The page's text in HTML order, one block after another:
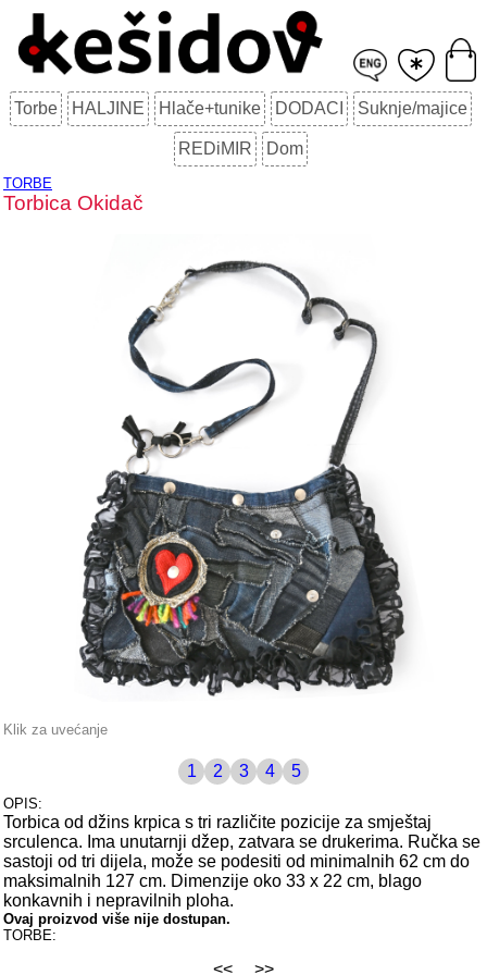
Torbe HALJINE Hlače+tunike DODACI Suknje/majice
REDiMIR Dom
TORBE
Torbica Okidač
Klik za uvećanje
1 2 3 4 5
OPIS:
Torbica od džins krpica s tri različite pozicije za smještaj
srculenca. Ima unutarnji džep, zatvara se drukerima. Ručka se
sastoji od tri dijela, može se podesiti od minimalnih 62 cm do
maksimalnih 127 cm. Dimenzije oko 33 x 22 cm, blago
konkavnih i nepravilnih ploha.
Ovaj proizvod više nije dostupan.
TORBE:
<< >>